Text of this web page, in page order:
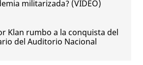
militarizada? (VIDEO)
Klan rumbo a la conquista del
del Auditorio Nacional